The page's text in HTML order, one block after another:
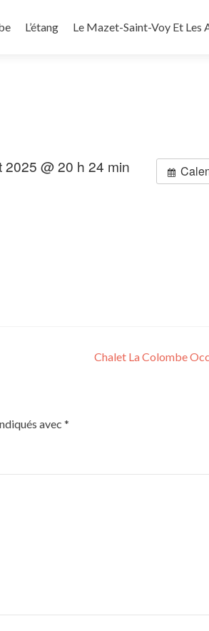
L’étang Le Mazet-Saint-Voy Et Les
@ 20 h 24 min
Chalet La Colombe
avec *